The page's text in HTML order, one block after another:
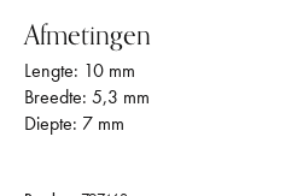
Afmetingen
Lengte: 10 mm
Breedte: 5,3 mm
Diepte: 7 mm